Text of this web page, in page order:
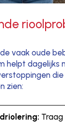
vaak oude
helpt dagelijks
zien: